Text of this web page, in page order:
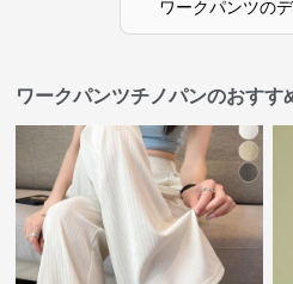
ワークパンツの
ワークパンツチノパンのおすす